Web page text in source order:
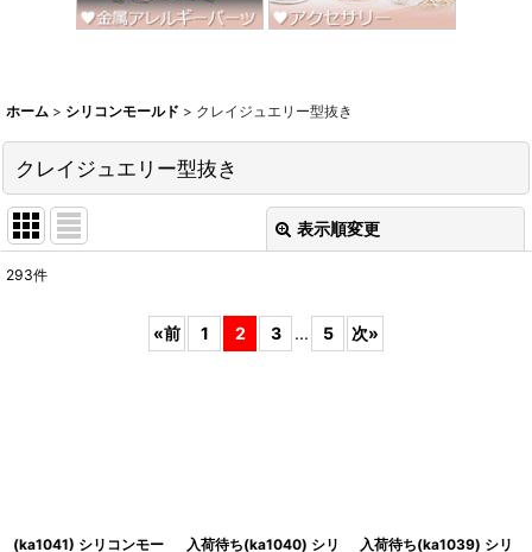
ホーム > シリコンモールド > クレイジュエリー型抜き
クレイジュエリー型抜き
表示順変更
293件
«前 1 2 3 ... 5 次»
(ka1041) シリコンモー
入荷待ち(ka1040) シリ
入荷待ち(ka1039) シリ